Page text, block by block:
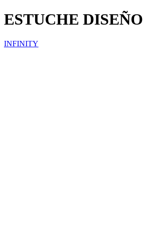
ESTUCHE DISEÑO
INFINITY